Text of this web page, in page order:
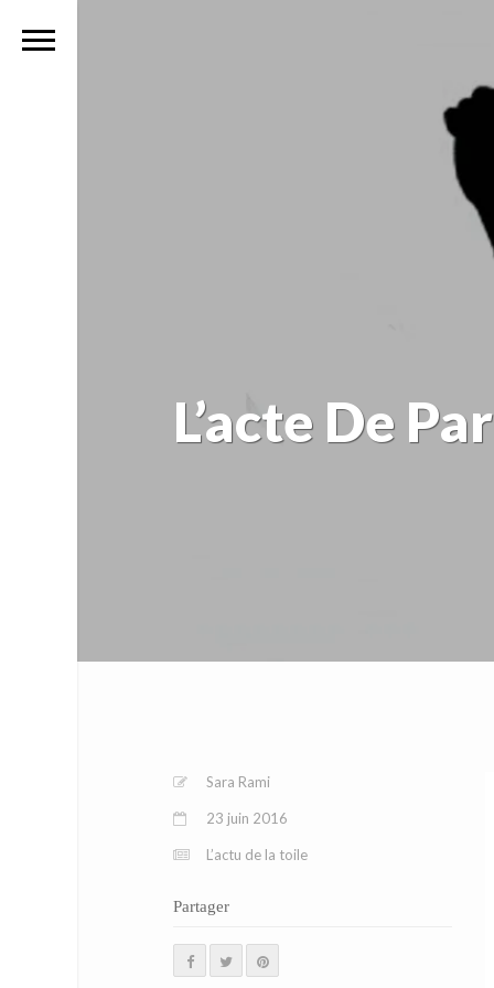
L’acte De
Sara Rami
23 juin 2016
L’actu de la toile
Partager